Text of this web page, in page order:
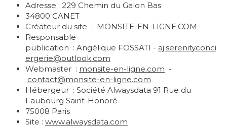
Adresse : 229 Chemin du Galon Bas
34800 CANET
Créateur du site : MONSITE-EN-LIGNE.COM
Responsable
publication : Angélique FOSSATI - aj.serenityconci
ergerie@outlook.com
Webmaster : monsite-en-ligne.com -
contact@monsite-en-ligne.com
Hébergeur : Société Alwaysdata 91 Rue du
Faubourg Saint-Honoré
75008 Paris
Site : www.alwaysdata.com